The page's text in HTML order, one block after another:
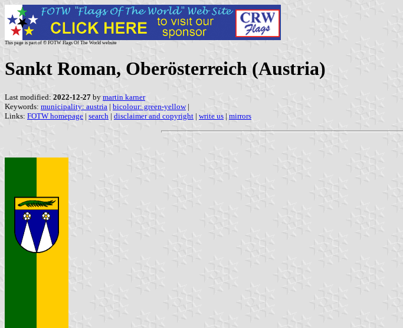
This page is part of © FOTW Flags Of The World website
Sankt Roman, Oberösterreich (Austria)
Last modified: 2022-12-27 by martin karner
Keywords: municipality: austria | bicolour: green-yellow|
Links: FOTW homepage | search | disclaimer and copyright | write us | mirrors